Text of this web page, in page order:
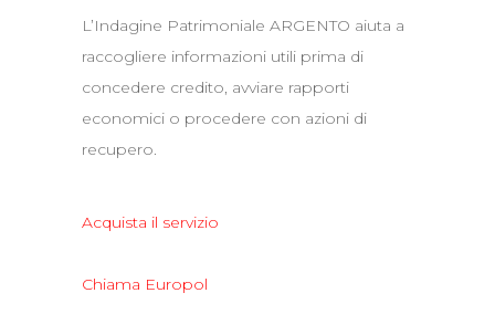
L’Indagine Patrimoniale ARGENTO aiuta a
raccogliere informazioni utili prima di
concedere credito, avviare rapporti
economici o procedere con azioni di
recupero.
Acquista il servizio
Chiama Europol